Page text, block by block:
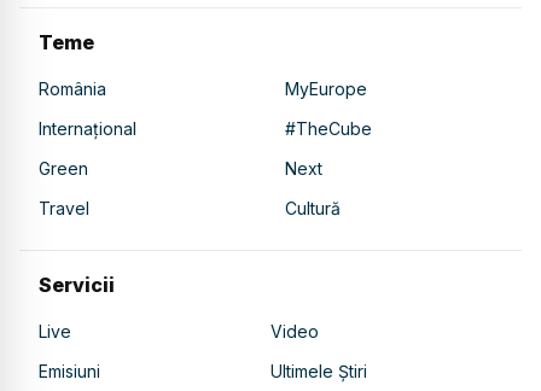
Teme
România
MyEurope
Internațional
#TheCube
Green
Next
Travel
Cultură
Servicii
Live
Video
Emisiuni
Ultimele Știri